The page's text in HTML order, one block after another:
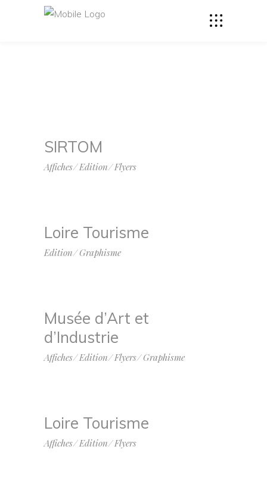
SIRTOM
Affiches Edition Flyers
Loire Tourisme
Edition Graphisme
Musée d’Art et
d’Industrie
Affiches Edition Flyers Graphisme
Loire Tourisme
Affiches Edition Flyers